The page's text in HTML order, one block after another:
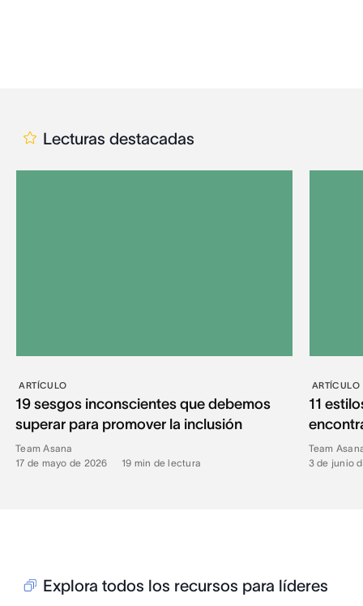
Lecturas destacadas
ARTÍCULO
19 sesgos inconscientes que debemos
superar para promover la inclusión
Team Asana
17 de mayo de 2026
19 min de lectura
ARTÍCULO
11
Team
3 de junio
Explora todos los recursos para líderes